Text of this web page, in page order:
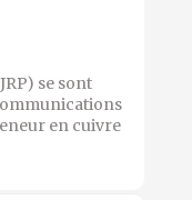
se sont
en cuivre